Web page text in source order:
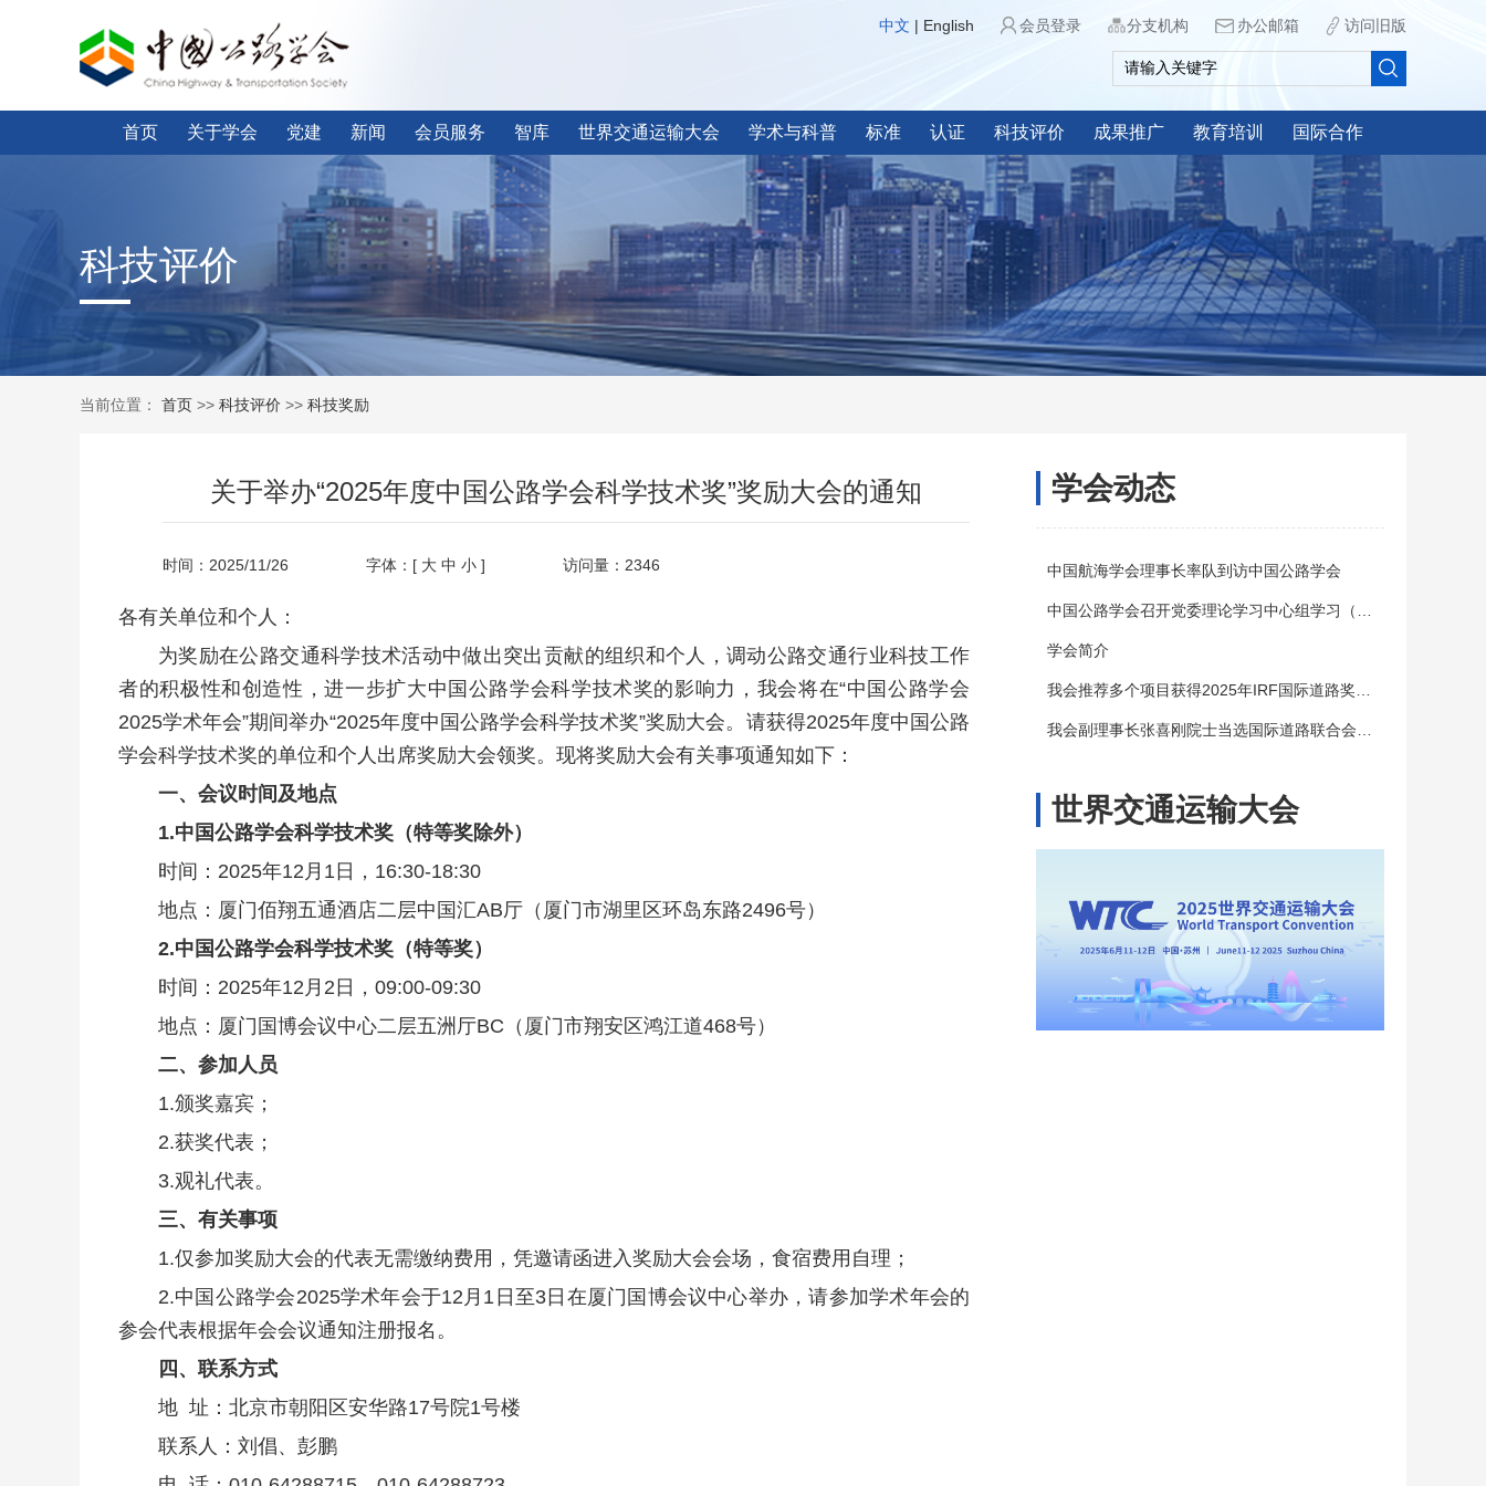
中文 | English 会员登录 分支机构 办公邮箱 访问旧版
首页 关于学会 党建 新闻 会员服务 智库 世界交通运输大会 学术与科普 标准 认证 科技评价 成果推广 教育培训 国际合作
科技评价
当前位置： 首页 >> 科技评价 >> 科技奖励
关于举办“2025年度中国公路学会科学技术奖”奖励大会的通知
时间：2025/11/26 字体：[ 大 中 小 ] 访问量： 2346
各有关单位和个人：
为奖励在公路交通科学技术活动中做出突出贡献的组织和个人，调动公路交通行业科技工作
者的积极性和创造性，进一步扩大中国公路学会科学技术奖的影响力，我会将在“中国公路学会
2025学术年会”期间举办“2025年度中国公路学会科学技术奖”奖励大会。请获得2025年度中国公路
学会科学技术奖的单位和个人出席奖励大会领奖。现将奖励大会有关事项通知如下：
一、会议时间及地点
1.中 国公路学会科学技术奖（特等奖除外）
时间：2025年12月1日，16:30-18:30
地点：厦门佰翔五通酒店二层中国汇AB厅（厦门市湖里区环岛东路2496号）
2.中国公路学会科学技术奖（特等奖）
时间：2025年12月2日，09:00-09:30
地点：厦门国博会议中心二层五洲厅BC（厦门市翔安区鸿江道468号）
二、参加人员
1.颁奖嘉宾；
2.获奖代表；
3.观礼代表。
三、有关事项
1.仅参加奖励大会的代表无需缴纳费用，凭邀请函进入奖励大会会场，食宿费用自理；
2.中国公路学会2025学术年会于12月1日至3日在厦门国博会议中心举办，请参加学术年会的
参会代表根据年会会议通知注册报名。
四、联系方式
地 址：北京市朝阳区安华路17号院1号楼
联系人：刘倡、彭鹏
学会动态
中国航海学会理事长率队到访中国公路学会
学会简介
世界交通运输大会